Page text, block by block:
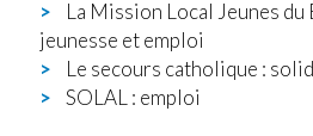
La Mission Local Jeunes du
jeunesse et emploi
Le secours catholique :
SOLAL : emploi